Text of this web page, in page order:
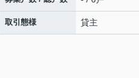
取引態様 貸主